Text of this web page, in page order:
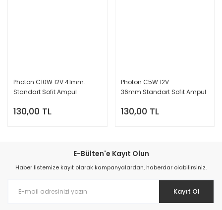
Photon C10W 12V 41mm.
Standart Sofit Ampul
130,00 TL
Photon C5W 12V
36mm.Standart Sofit Ampul
130,00 TL
E-Bülten'e Kayıt Olun
Haber listemize kayıt olarak kampanyalardan, haberdar olabilirsiniz.
Kayıt Ol